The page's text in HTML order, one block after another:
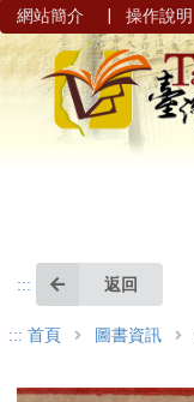
網站簡介 | 操作說明
::: 返回
::: 首頁 圖書資訊